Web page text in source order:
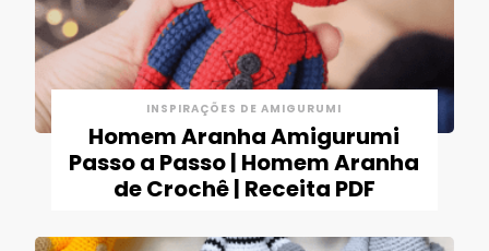
INSPIRAÇÕES DE AMIGURUMI
Homem Aranha Amigurumi
Passo a Passo | Homem Aranha
de Crochê | Receita PDF